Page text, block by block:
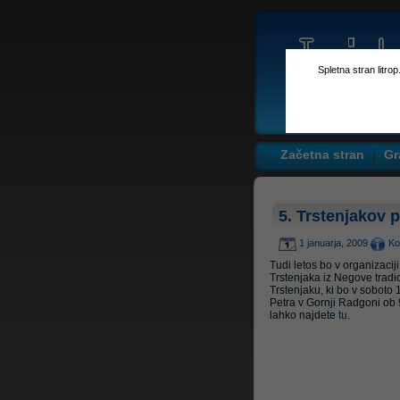
Spletna stran
Začetna stran
5. Trstenjakov
1 januarja, 2009
Tudi letos bo v
Trstenjaka iz Negove
Trstenjaku, ki bo v soboto
Petra v Gornji Radgoni
lahko najdete tu.